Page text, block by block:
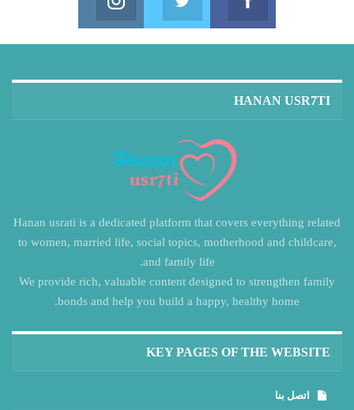
Join us on Facebook
Join us on Twitter
HANAN USR7TI
Hanan usrati is a dedicated platform that covers everything related
to women, married life, social topics, motherhood and childcare,
and family life.
We provide rich, valuable content designed to strengthen family
bonds and help you build a happy, healthy home.
KEY PAGES OF THE WEBSITE
اتصل بنا